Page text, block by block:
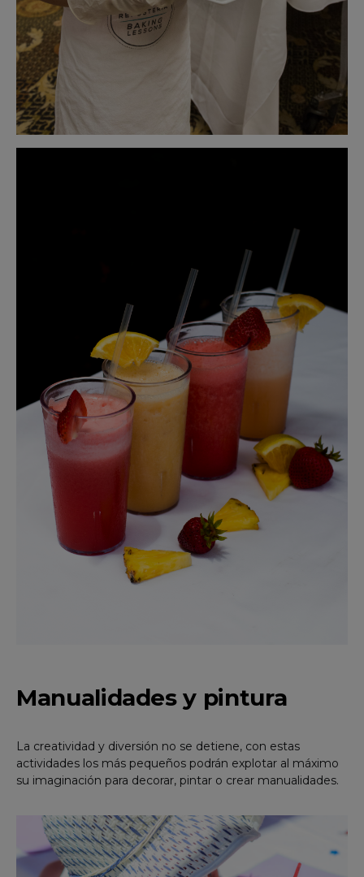
Manualidades y pintura
La creatividad y diversión no se detiene, con estas
actividades los más pequeños podrán explotar al máximo
su imaginación para decorar, pintar o crear manualidades.